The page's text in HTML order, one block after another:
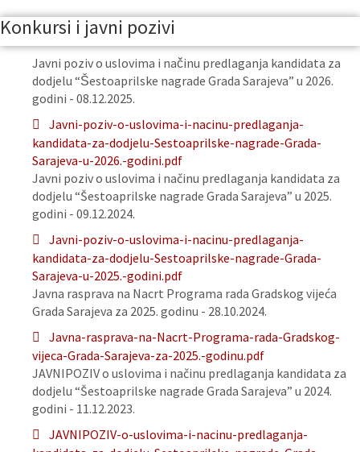
Konkursi i javni pozivi
Javni poziv o uslovima i načinu predlaganja kandidata za
dodjelu “Šestoaprilske nagrade Grada Sarajeva” u 2026.
godini - 08.12.2025.
Javni-poziv-o-uslovima-i-nacinu-predlaganja-
kandidata-za-dodjelu-Sestoaprilske-nagrade-Grada-
Sarajeva-u-2026.-godini.pdf
Javni poziv o uslovima i načinu predlaganja kandidata za
dodjelu “Šestoaprilske nagrade Grada Sarajeva” u 2025.
godini - 09.12.2024.
Javni-poziv-o-uslovima-i-nacinu-predlaganja-
kandidata-za-dodjelu-Sestoaprilske-nagrade-Grada-
Sarajeva-u-2025.-godini.pdf
Javna rasprava na Nacrt Programa rada Gradskog vijeća
Grada Sarajeva za 2025. godinu - 28.10.2024.
Javna-rasprava-na-Nacrt-Programa-rada-Gradskog-
vijeca-Grada-Sarajeva-za-2025.-godinu.pdf
JAVNIPOZIV o uslovima i načinu predlaganja kandidata za
dodjelu “Šestoaprilske nagrade Grada Sarajeva” u 2024.
godini - 11.12.2023.
JAVNIPOZIV-o-uslovima-i-nacinu-predlaganja-